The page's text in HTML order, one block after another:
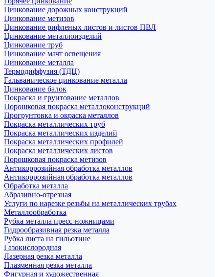
Цинкование дорожных конструкций
Цинкование метизов
Цинкование рифленых листов и листов ПВЛ
Цинкование металлоизделий
Цинкование труб
Цинкование мачт освещения
Цинкование металла
Термодиффузия (ТДЦ)
Гальваническое цинкование металла
Цинкование балок
Покраска и грунтование металлов
Порошковая покраска металлоконструкций
Прогрунтовка и окраска металлов
Покраска металлических труб
Покраска металлических изделий
Покраска металлических профилей
Покраска металлических листов
Порошковая покраска метизов
Антикоррозийная обработка металлов
Антикоррозийная обработка металлов
Обработка металла
Абразивно-отрезная
Услуги по нарезке резьбы на металлических трубах
Металлообработка
Рубка металла пресс-ножницами
Гидрообразивная резка металла
Рубка листа на гильотине
Газокислородная
Лазерная резка металла
Плазменная резка металла
Фигурная и художественная